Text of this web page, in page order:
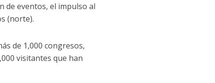
de eventos, el impulso al
(norte).
de 1,000 congresos,
visitantes que han